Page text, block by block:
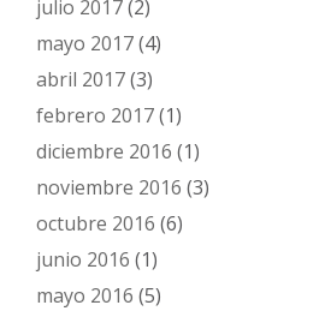
julio 2017(2)
mayo 2017(4)
abril 2017(3)
febrero 2017(1)
diciembre 2016 (1)
noviembre 2016 (3)
octubre 2016 (6)
junio 2016 (1)
mayo 2016 (5)